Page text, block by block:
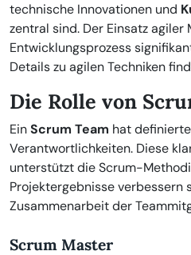
technische Innovationen und
zentral sind. Der Einsatz agiler
Entwicklungsprozess
Details zu agilen Techniken
Die Rolle von
EinScrum Team hat
Verantwortlichkeiten. Diese
unterstützt die Scrum-
Projektergebnisse
Zusammenarbeit der
Scrum Master